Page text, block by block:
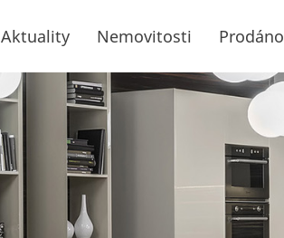
Aktuality Nemovitosti Prodáno